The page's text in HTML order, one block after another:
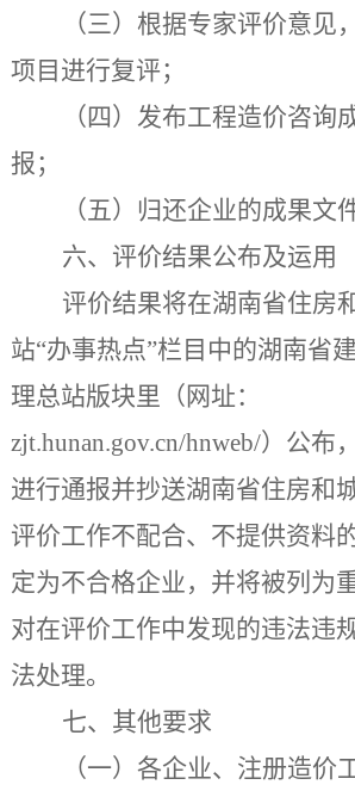
（三）根据专家评价意见
项目进行复评；
（四）发布工程造价咨询
报；
（五）归还企业的成果文
六、评价结果公布及运用
评价结果将在湖南省住房
站“办事热点”栏目 中的湖南省
理总站版块里 （网址：
zjt.hunan.gov.cn/hnweb/）公布，
进行通报并抄送湖南省住房和
评价工作不配合、不提供资料
定为不合格企业，并将被列为
对在评价工作中发现的违法违
法处理。
七、其他要求
（一）各企业、注册造价